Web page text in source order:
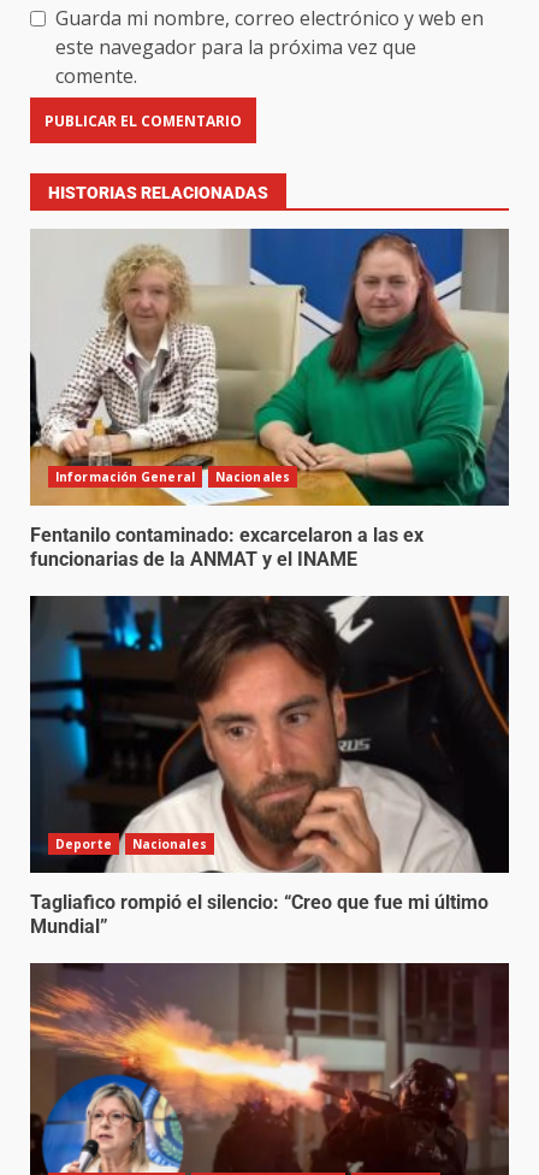
Guarda mi nombre, correo electrónico y web en
este navegador para la próxima vez que
comente.
HISTORIAS RELACIONADAS
Información General Nacionales
Fentanilo contaminado: excarcelaron a las ex
funcionarias de la ANMAT y el INAME
Deporte Nacionales
Tagliafico rompió el silencio: “Creo que fue mi último
Mundial”